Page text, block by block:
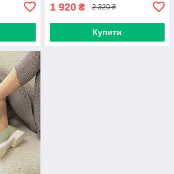
1 920 ₴ 2 320 ₴
Купити